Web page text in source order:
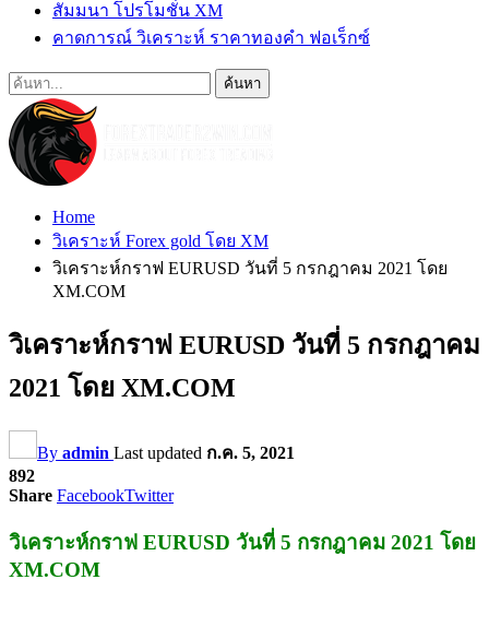
สัมมนา โปรโมชั่น XM
คาดการณ์ วิเคราะห์ ราคาทองคำ ฟอเร็กซ์
Home
วิเคราะห์ Forex gold โดย XM
วิเคราะห์กราฟ EURUSD วันที่ 5 กรกฎาคม 2021 โดย
XM.COM
วิเคราะห์กราฟ EURUSD วันที่ 5 กรกฎาคม
2021 โดย XM.COM
By admin Last updated ก.ค. 5, 2021
892
Share FacebookTwitter
วิเคราะห์กราฟ EURUSD วันที่ 5 กรกฎาคม 2021 โดย
XM.COM